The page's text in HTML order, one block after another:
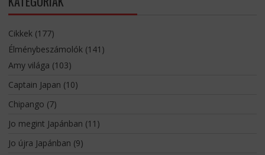
Cikkek(177)
Élménybeszámolók(141)
Amy világa (103)
Captain Japan (10)
Chipango (7)
Jo megint Japánban (11)
Jo újra Japánban (9)